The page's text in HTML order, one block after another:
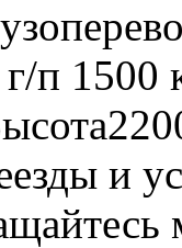
п 1500
и